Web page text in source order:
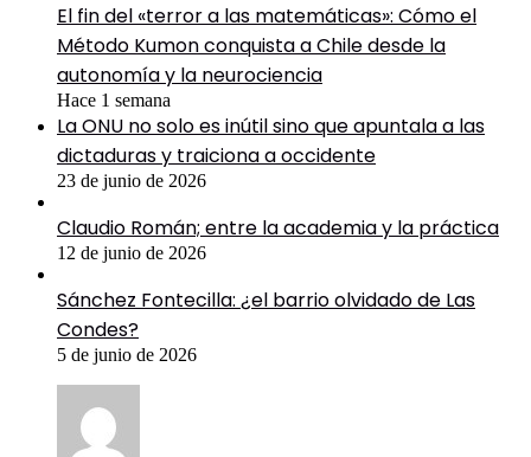
El fin del «terror a las matemáticas»: Cómo el
Método Kumon conquista a Chile desde la
autonomía y la neurociencia
Hace 1 semana
La ONU no solo es inútil sino que apuntala a las
dictaduras y traiciona a occidente
23 de junio de 2026
Claudio Román; entre la academia y la práctica
12 de junio de 2026
Sánchez Fontecilla: ¿el barrio olvidado de Las
Condes?
5 de junio de 2026